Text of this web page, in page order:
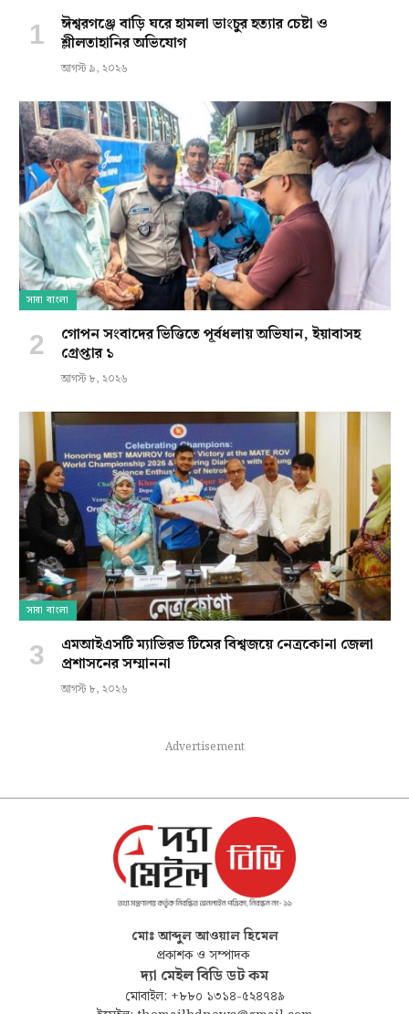
ঈশ্বরগঞ্জে বাড়ি ঘরে হামলা ভাংচুর হত্যার চেষ্টা ও
শ্লীলতাহানির অভিযোগ
আগস্ট ৯, ২০২৬
সারা বাংলা
গোপন সংবাদের ভিত্তিতে পূর্বধলায় অভিযান, ইয়াবাসহ
গ্রেপ্তার ১
আগস্ট ৮, ২০২৬
সারা বাংলা
এমআইএসটি ম্যাভিরভ টিমের বিশ্বজয়ে নেত্রকোনা জেলা
প্রশাসনের সম্মাননা
আগস্ট ৮, ২০২৬
Advertisement
মোঃ আব্দুল আওয়াল হিমেল
প্রকাশক ও সম্পাদক
দ্যা মেইল বিডি ডট কম
মোবাইল: +৮৮০ ১৩১৪-৫২৪৭৪৯